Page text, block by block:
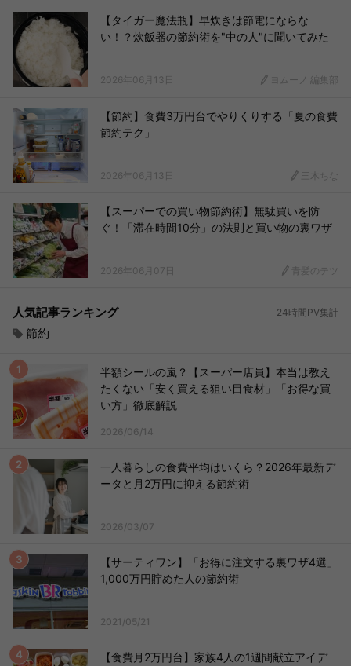
【タイガー魔法瓶】早炊きは節電にならな
い！？炊飯器の節約術を"中の人"に聞いてみた
2026年06月13日 ヨムーノ 編集部
【節約】食費3万円台でやりくりする「夏の食費
節約テク」
2026年06月13日 三木ちな
【スーパーでの買い物節約術】無駄買いを防
ぐ！「滞在時間10分」の法則と買い物の裏ワザ
2026年06月07日 青髪のテツ
人気記事ランキング 24時間PV集計
節約
半額シールの嵐？【スーパー店員】本当は教え
たくない「安く買える狙い目食材」「お得な買
い方」徹底解説
2026/06/14
一人暮らしの食費平均はいくら？2026年最新デ
ータと月2万円に抑える節約術
2026/03/07
【サーティワン】「お得に注文する裏ワザ4選」
1,000万円貯めた人の節約術
2021/05/21
【食費月2万円台】家族4人の1週間献立アイデ